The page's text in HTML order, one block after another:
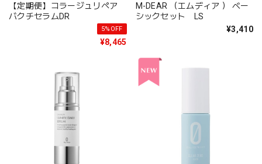
【定期便】コラージュリペア
バクチセラムDR
5%OFF
¥8,465
M-DEAR （エムディア ） ベー
シックセット LS
¥3,410